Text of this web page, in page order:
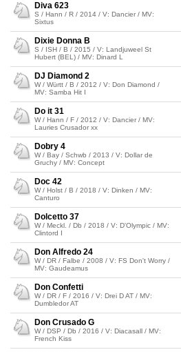
Diva 623
S / Hann / R / 2014 / V: Dancier / MV:
Sixtus
Dixie Donna B
S / ISH / B / 2015 / V: Landjuweel St
Hubert (BEL) / MV: Dinard L
DJ Diamond 2
W / Württ / B / 2012 / V: Don Diamond /
MV: Samba Hit I
Do it 31
W / Hann / F / 2012 / V: Dancier / MV:
Lauries Crusador xx
Dobry 4
W / Bay / Schwb / 2013 / V: Dollar de
Gruchy / MV: Concept
Doc 42
W / Holst / B / 2018 / V: Dinken / MV:
Canturo
Dolcetto 37
W / Meckl. / Db / 2018 / V: D'Olympic / MV:
Clintord I
Don Alfredo 24
W / DR / Falbe / 2008 / V: FS Don't Worry /
MV: Gaudeamus
Don Confetti
W / DR / F / 2016 / V: Drei D AT / MV:
Dumbledor AT
Don Crusado G
W / DSP / Db / 2016 / V: Diacasall / MV:
French Kiss